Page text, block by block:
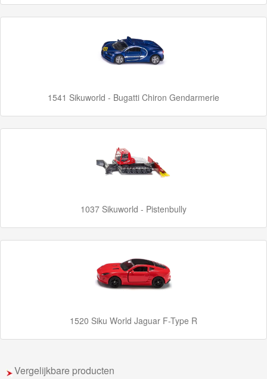
Siku
Disney
Cars
1541 Sikuworld - Bugatti Chiron Gendarmerie
1037 Sikuworld - Pistenbully
1520 Siku World Jaguar F-Type R
Vergelijkbare producten